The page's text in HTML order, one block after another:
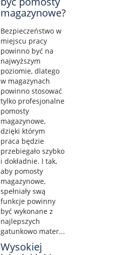
magazynowe?
Bezpieczeństwo w
miejscu pracy
powinno być na
najwyższym
poziomie, dlatego
w magazynach
powinno stosować
tylko profesjonalne
pomosty
magazynowe,
dzięki którym
praca będzie
przebiegało szybko
i dokładnie. I tak,
aby pomosty
magazynowe,
spełniały swą
funkcje powinny
być wykonane z
najlepszych
gatunkowo mater...
Wysokiej